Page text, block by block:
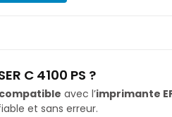
C 4100 PS ?
avec l’imprimante
et sans erreur.